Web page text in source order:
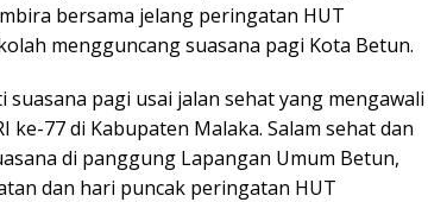
bersama jelang peringatan HUT
mengguncang suasana pagi Kota Betun.
pagi usai jalan sehat yang mengawali
77 di Kabupaten Malaka. Salam sehat dan
di panggung Lapangan Umum Betun,
dan hari puncak peringatan HUT